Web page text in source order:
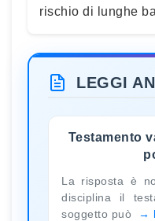
rischio di lunghe
LEGGI
Testamento
La risposta è
disciplina il
soggetto può